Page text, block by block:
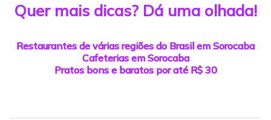
Quer mais dicas? Dá uma olhada!
Restaurantes de várias regiões do Brasil em Sorocaba
Cafeterias em Sorocaba
Pratos bons e baratos por até R$ 30